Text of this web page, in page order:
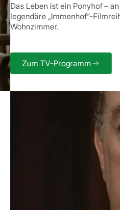
Das Leben ist ein Ponyhof –
legendäre „Immenhof“-
Wohnzimmer.
Zum TV-Programm